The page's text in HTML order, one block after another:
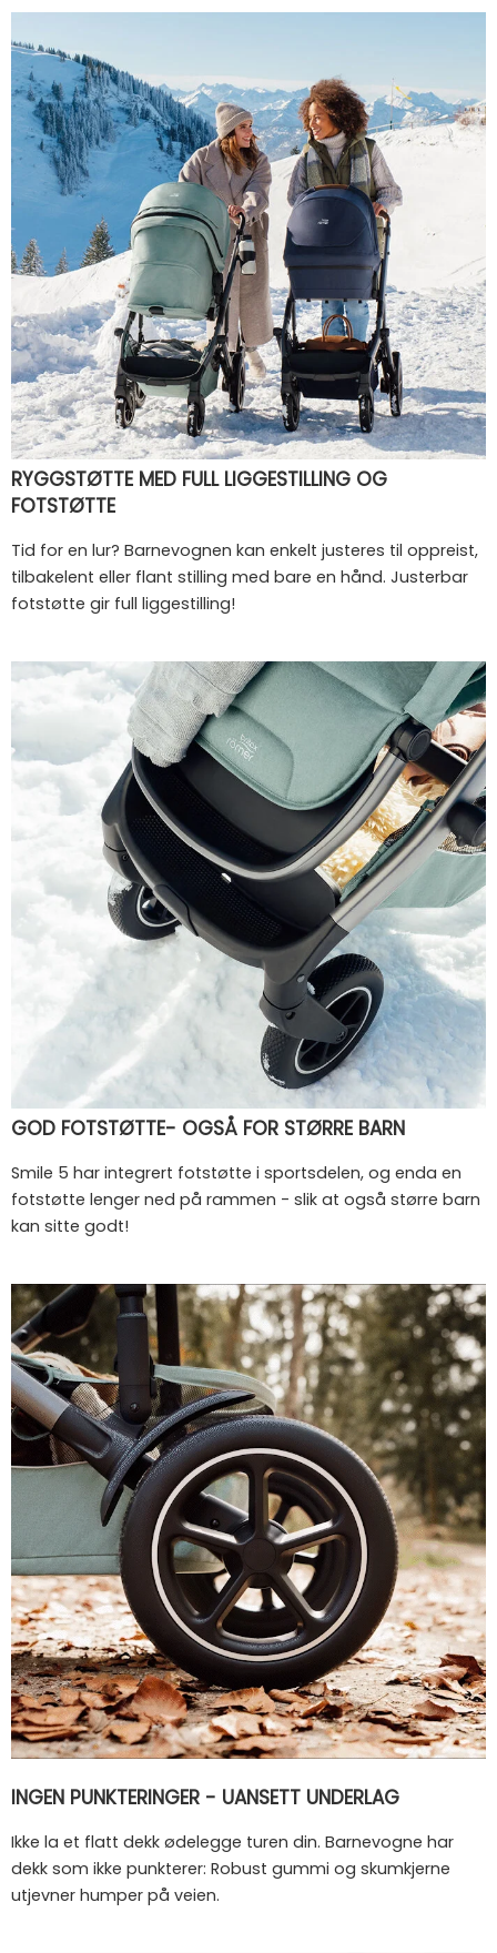
RYGGSTØTTE MED FULL LIGGESTILLING OG
FOTSTØTTE
Tid for en lur? Barnevognen kan enkelt justeres til oppreist,
tilbakelent eller flant stilling med bare en hånd. Justerbar
fotstøtte gir full liggestilling!
GOD FOTSTØTTE- OGSÅ FOR STØRRE BARN
Smile 5 har integrert fotstøtte i sportsdelen, og enda en
fotstøtte lenger ned på rammen - slik at også større barn
kan sitte godt!
INGEN PUNKTERINGER - UANSETT UNDERLAG
Ikke la et flatt dekk ødelegge turen din. Barnevogne har
dekk som ikke punkterer: Robust gummi og skumkjerne
utjevner humper på veien.